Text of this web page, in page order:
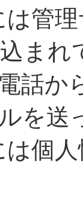
は管
まれ
話か
を送
は個